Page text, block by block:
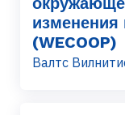
изменения
(WECOOP)
Валтс